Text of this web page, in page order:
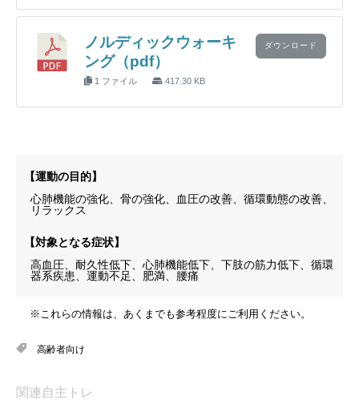
ノルディックウォーキ
ング（pdf）
1 ファイル 417.30 KB
ダウンロード
【運動の目的】
心肺機能の強化、骨の強化、血圧の改善、循環動態の改善、
リラックス
【対象となる症状】
高血圧、耐久性低下、心肺機能低下、下肢の筋力低下、循環
器系疾患、運動不足、肥満、腰痛
※これらの情報は、あくまでも参考程度にご利用ください。
高齢者向け
関連自主トレ